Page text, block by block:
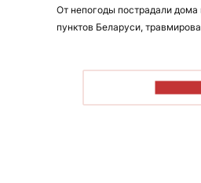
От непогоды пострадали дома
пунктов Беларуси,